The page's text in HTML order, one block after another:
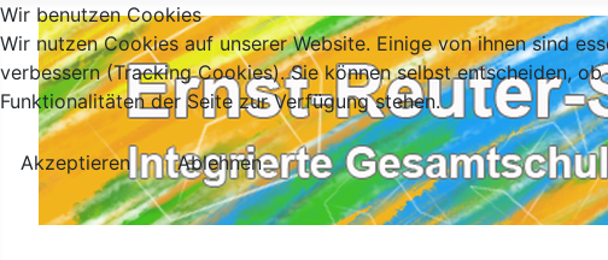
Wir benutzen Cookies
Wir nutzen Cookies auf unserer Website. Einige von ihnen sind
verbessern (Tracking Cookies). Sie können selbst entscheiden,
Funktionalitäten der Seite zur Verfügung stehen.
Akzeptieren
Ablehnen